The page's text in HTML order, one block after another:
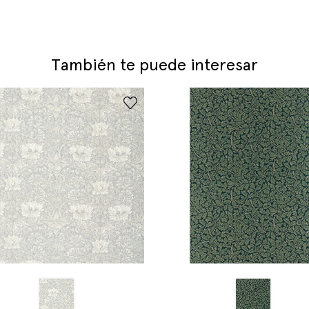
También te puede interesar